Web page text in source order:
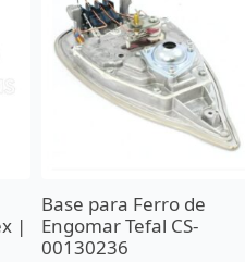
|
Base para Ferro de
Engomar Tefal CS-
00130236